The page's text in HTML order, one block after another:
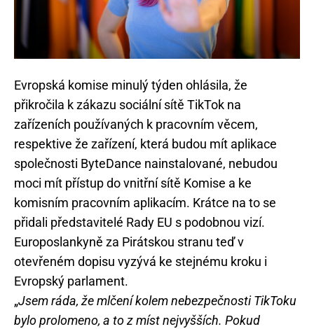
Evropská komise minulý týden ohlásila, že
přikročila k zákazu sociální sítě TikTok na
zařízeních používaných k pracovním věcem,
respektive že zařízení, která budou mít aplikace
společnosti ByteDance nainstalované, nebudou
moci mít přístup do vnitřní sítě Komise a ke
komisním pracovním aplikacím. Krátce na to se
přidali představitelé Rady EU s podobnou vizí.
Europoslankyně za Pirátskou stranu teď v
otevřeném dopisu vyzývá ke stejnému kroku i
Evropský parlament.
„Jsem ráda, že mlčení kolem nebezpečnosti TikToku
bylo prolomeno, a to z míst nejvyšších. Pokud